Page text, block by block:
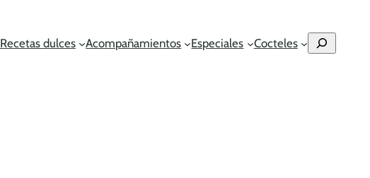
Recetas dulces Acompañamientos Especiales Cocteles Buscar